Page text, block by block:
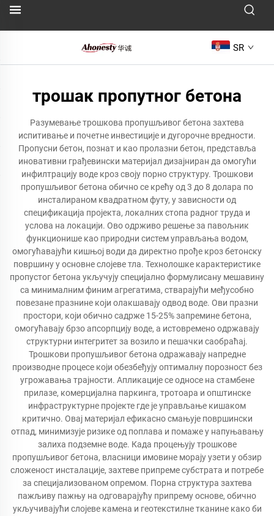
SR
трошак пропутног бетона
Разумевање трошкова пропушљивог бетона захтева
испитивање и почетне инвестиције и дугорочне вредности.
Пропусни бетон, познат и као пролазни бетон, представља
иновативни грађевински материјал дизајниран да омогући
инфилтрацију воде кроз своју порно структуру. Трошкови
пропушљивог бетона обично се крећу од 3 до 8 долара по
инсталираном квадратном футу, у зависности од
спецификација пројекта, локалних стопа радног труда и
услова на локацији. Ово одрживо решење за павољник
функционише као природни систем управљања водом,
омогућавајући кишњој води да директно прође кроз бетонску
површину у основне слојеве тла. Технолошке карактеристике
пропустог бетона укључују специјално формулисану мешавину
са минималним финим агрегатима, стварајући међусобно
повезане празнине који олакшавају одвод воде. Ови празни
простори, који обично садрже 15-25% запремине бетона,
омогућавају брзо апсорпцију воде, а истовремено одржавају
структурни интегритет за возило и пешачки саобраћај.
Трошкови пропушљивог бетона одражавају напредне
производне процесе који обезбеђују оптималну порозност без
угрожавања трајности. Апликације се односе на стамбене
прилазе, комерцијална паркинга, тротоара и општинске
инфраструктурне пројекте где је управљање кишаком
критично. Овај материјал ефикасно смањује површински
отпад, минимизује ризике од поплава и помаже у напуњавању
залиха подземне воде. Када процењују трошкове
пропушљивог бетона, власници имовине морају узети у обзир
сложеност инсталације, захтеве припреме субстрата и потребе
за специјализованом опремом. Порна структура захтева
пажљиву пажњу на одговарајућу припрему основе, обично
укључивајући слојеве камена и геотекстилне тканине како би